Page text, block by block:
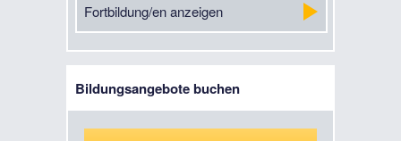
Fortbildung/en anzeigen
Bildungsangebote buchen